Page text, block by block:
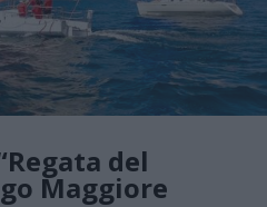
del
Maggiore